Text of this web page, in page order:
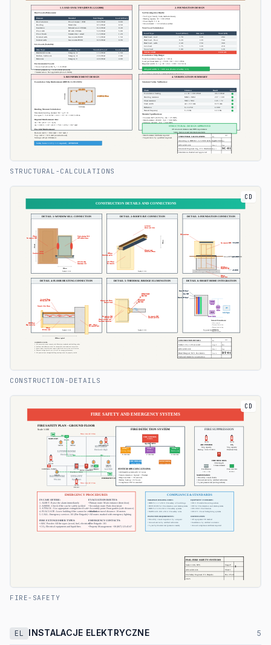
STRUCTURAL-CALCULATIONS
CD
CONSTRUCTION-DETAILS
CD
FIRE-SAFETY
EL INSTALACJE ELEKTRYCZNE 5